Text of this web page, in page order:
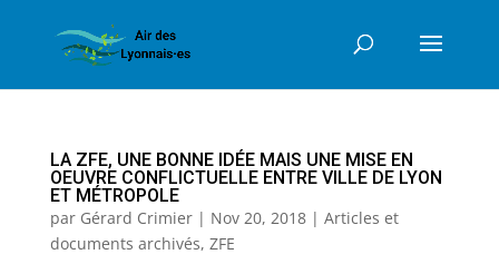
LA ZFE, UNE BONNE IDÉE MAIS UNE MISE EN
OEUVRE CONFLICTUELLE ENTRE VILLE DE LYON
ET MÉTROPOLE
par Gérard Crimier| Nov 20, 2018| Articles et
documents archivés, ZFE